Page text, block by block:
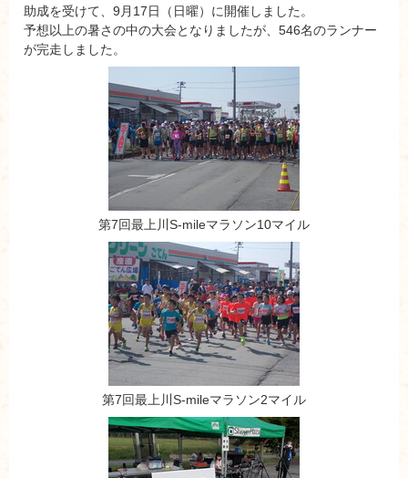
助成を受けて、9月17日（日曜）に開催しました。
予想以上の暑さの中の大会となりましたが、546名のランナー
が完走しました。
第7回最上川S-mileマラソン10マイル
第7回最上川S-mileマラソン2マイル